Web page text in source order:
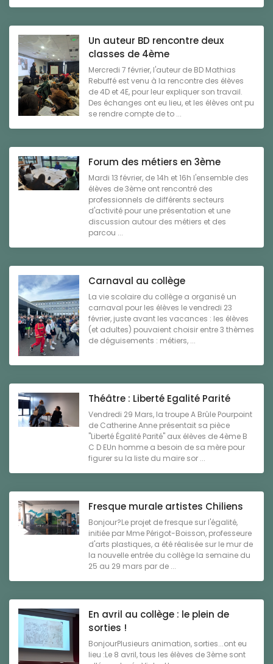
Un auteur BD rencontre deux
classes de 4ème
Mercredi 7 février, l'auteur de BD Mathias
Rebuffé est venu à la rencontre des élèves
de 4D et 4E, pour leur expliquer son travail.
Des échanges ont eu lieu, et les élèves ont pu
se rendre compte de to ...
Forum des métiers en 3ème
Mardi 13 février, de 14h et 16h l'ensemble des
élèves de 3ème ont rencontré des
professionnels de différents secteurs
d'activité pour une présentation et une
discussion autour des métiers et des
parcou ...
Carnaval au collège
La vie scolaire du collège a organisé un
carnaval pour les élèves le vendredi 23
février, juste avant les vacances : les élèves
(et adultes) pouvaient choisir entre 3 thèmes
de déguisements : métiers, ...
Théâtre : Liberté Egalité Parité
Vendredi 29 Mars, la troupe A Brûle Pourpoint
de Catherine Anne présentait sa pièce
"Liberté Égalité Parité" aux élèves de 4ème B
C D EUn homme a besoin de sa mère pour
figurer su la liste du maire sor ...
Fresque murale artistes Chiliens
Bonjour?Le projet de fresque sur l'égalité,
initiée par Mme Périgot-Boisson, professeure
d'arts plastiques, a été réalisée sur le mur de
la nouvelle entrée du collège la semaine du
25 au 29 mars par de ...
En avril au collège : le plein de
sorties !
BonjourPlusieurs animation, sorties...ont eu
lieu :Le 8 avril, tous les élèves de 3ème sont